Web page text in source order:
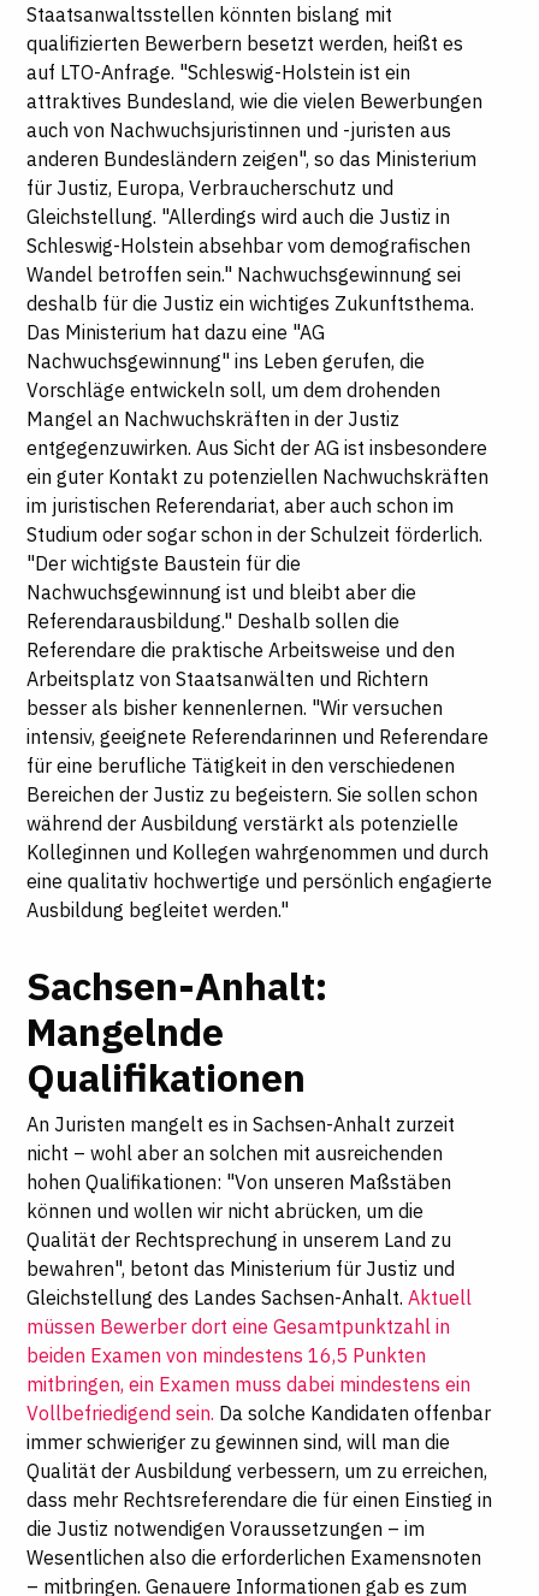
Staatsanwaltsstellen könnten bislang mit
qualifizierten Bewerbern besetzt werden, heißt es
auf LTO-Anfrage. "Schleswig-Holstein ist ein
attraktives Bundesland, wie die vielen Bewerbungen
auch von Nachwuchsjuristinnen und -juristen aus
anderen Bundesländern zeigen", so das Ministerium
für Justiz, Europa, Verbraucherschutz und
Gleichstellung. "Allerdings wird auch die Justiz in
Schleswig-Holstein absehbar vom demografischen
Wandel betroffen sein." Nachwuchsgewinnung sei
deshalb für die Justiz ein wichtiges Zukunftsthema.
Das Ministerium hat dazu eine "AG
Nachwuchsgewinnung" ins Leben gerufen, die
Vorschläge entwickeln soll, um dem drohenden
Mangel an Nachwuchskräften in der Justiz
entgegenzuwirken. Aus Sicht der AG ist insbesondere
ein guter Kontakt zu potenziellen Nachwuchskräften
im juristischen Referendariat, aber auch schon im
Studium oder sogar schon in der Schulzeit förderlich.
"Der wichtigste Baustein für die
Nachwuchsgewinnung ist und bleibt aber die
Referendarausbildung." Deshalb sollen die
Referendare die praktische Arbeitsweise und den
Arbeitsplatz von Staatsanwälten und Richtern
besser als bisher kennenlernen. "Wir versuchen
intensiv, geeignete Referendarinnen und Referendare
für eine berufliche Tätigkeit in den verschiedenen
Bereichen der Justiz zu begeistern. Sie sollen schon
während der Ausbildung verstärkt als potenzielle
Kolleginnen und Kollegen wahrgenommen und durch
eine qualitativ hochwertige und persönlich engagierte
Ausbildung begleitet werden."
Sachsen-Anhalt:
Mangelnde
Qualifikationen
An Juristen mangelt es in Sachsen-Anhalt zurzeit
nicht – wohl aber an solchen mit ausreichenden
hohen Qualifikationen: "Von unseren Maßstäben
können und wollen wir nicht abrücken, um die
Qualität der Rechtsprechung in unserem Land zu
bewahren", betont das Ministerium für Justiz und
Gleichstellung des Landes Sachsen-Anhalt.Aktuell
müssen Bewerber dort eine Gesamtpunktzahl in
beiden Examen von mindestens 16,5 Punkten
mitbringen, ein Examen muss dabei mindestens ein
Vollbefriedigend sein. Da solche Kandidaten offenbar
immer schwieriger zu gewinnen sind, will man die
Qualität der Ausbildung verbessern, um zu erreichen,
dass mehr Rechtsreferendare die für einen Einstieg in
die Justiz notwendigen Voraussetzungen – im
Wesentlichen also die erforderlichen Examensnoten
– mitbringen. Genauere Informationen gab es zum